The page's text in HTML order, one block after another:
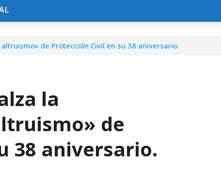
de Protección Civil en su 38 aniversario.
la
de
38 aniversario.